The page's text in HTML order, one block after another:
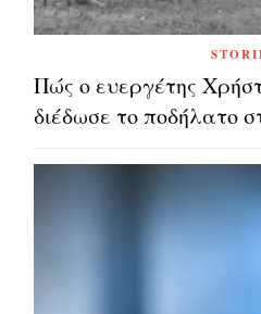
Πώς ο ευεργέτης
διέδωσε το ποδήλατο